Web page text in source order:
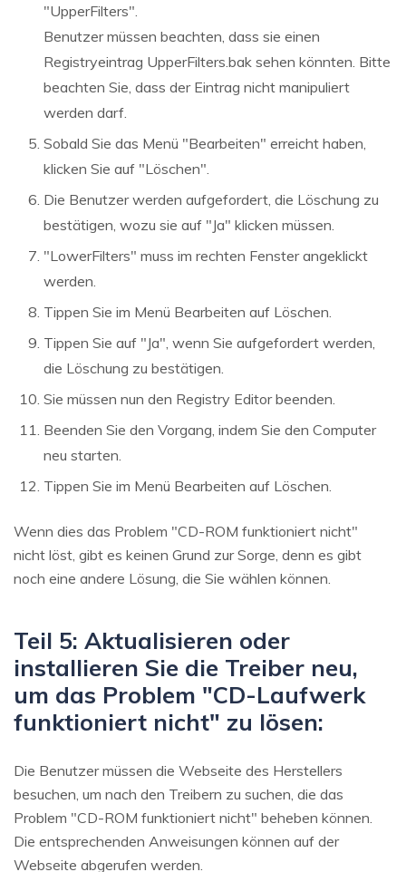
"UpperFilters".
Benutzer müssen beachten, dass sie einen
Registryeintrag UpperFilters.bak sehen könnten. Bitte
beachten Sie, dass der Eintrag nicht manipuliert
werden darf.
Sobald Sie das Menü "Bearbeiten" erreicht haben,
klicken Sie auf "Löschen".
Die Benutzer werden aufgefordert, die Löschung zu
bestätigen, wozu sie auf "Ja" klicken müssen.
"LowerFilters" muss im rechten Fenster angeklickt
werden.
Tippen Sie im Menü Bearbeiten auf Löschen.
Tippen Sie auf "Ja", wenn Sie aufgefordert werden,
die Löschung zu bestätigen.
Sie müssen nun den Registry Editor beenden.
Beenden Sie den Vorgang, indem Sie den Computer
neu starten.
Tippen Sie im Menü Bearbeiten auf Löschen.
Wenn dies das Problem "CD-ROM funktioniert nicht"
nicht löst, gibt es keinen Grund zur Sorge, denn es gibt
noch eine andere Lösung, die Sie wählen können.
Teil 5: Aktualisieren oder
installieren Sie die Treiber neu,
um das Problem "CD-Laufwerk
funktioniert nicht" zu lösen:
Die Benutzer müssen die Webseite des Herstellers
besuchen, um nach den Treibern zu suchen, die das
Problem "CD-ROM funktioniert nicht" beheben können.
Die entsprechenden Anweisungen können auf der
Webseite abgerufen werden.